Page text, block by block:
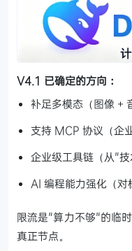
V4.1 已确定的方向：
补足多模态（图像 +
支持 MCP 协议（企
企业级工具链（从"
AI 编程能力强化（
限流是"算力不够"的临
真正节点。